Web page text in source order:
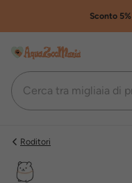
Sconto 5%
Roditori